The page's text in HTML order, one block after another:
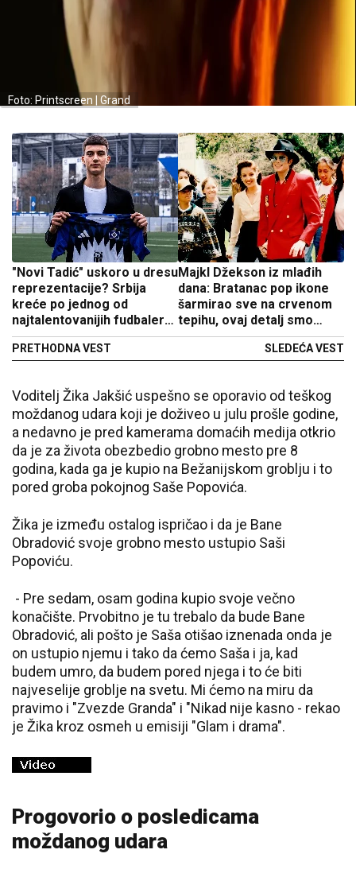
Foto: Printscreen | Grand
"Novi Tadić" uskoro u dresu
reprezentacije? Srbija
kreće po jednog od
najtalentovanijih fudbalera
Evrope
PRETHODNA VEST
Majkl Džekson iz mlađih
dana: Bratanac pop ikone
šarmirao sve na crvenom
tepihu, ovaj detalj smo
morali da zapazimo
SLEDEĆA VEST
Voditelj Žika Jakšić uspešno se oporavio od teškog
moždanog udara koji je doživeo u julu prošle godine,
a nedavno je pred kamerama domaćih medija otkrio
da je za života obezbedio grobno mesto pre 8
godina, kada ga je kupio na Bežanijskom groblju i to
pored groba pokojnog Saše Popovića.
Žika je između ostalog ispričao i da je Bane
Obradović svoje grobno mesto ustupio Saši
Popoviću.
- Pre sedam, osam godina kupio svoje večno
konačište. Prvobitno je tu trebalo da bude Bane
Obradović, ali pošto je Saša otišao iznenada onda je
on ustupio njemu i tako da ćemo Saša i ja, kad
budem umro, da budem pored njega i to će biti
najveselije groblje na svetu. Mi ćemo na miru da
pravimo i "Zvezde Granda" i "Nikad nije kasno - rekao
je Žika kroz osmeh u emisiji "Glam i drama".
Progovorio o posledicama
moždanog udara